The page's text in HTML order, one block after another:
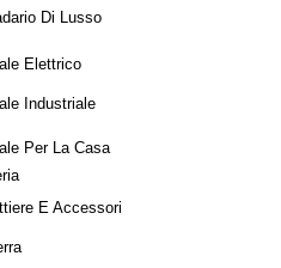
Di Lusso
Elettrico
Industriale
Per La Casa
E Accessori